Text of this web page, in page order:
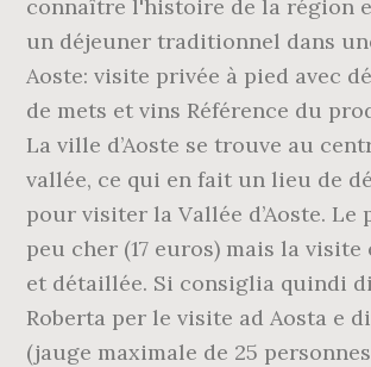
connaître l'histoire de la région
un déjeuner traditionnel dans
Aoste: visite privée à pied avec
de mets et vins Référence du
La ville d’Aoste se trouve au
vallée, ce qui en fait un lieu de
pour visiter la Vallée d’Aoste. Le
peu cher (17 euros) mais la
et détaillée. Si consiglia quindi
Roberta per le visite ad Aosta e
(jauge maximale de 25